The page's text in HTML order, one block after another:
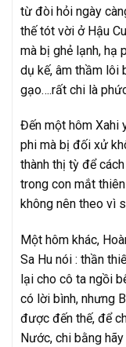
từ đòi hỏi ngày
thế tót vời ở Hậu
mà bị ghẻ lạnh, hạ
dụ kế, âm thầm lôi
gạo….rất chi là
Đến một hôm Xahi
phi mà bị đối xử
thành thị tỳ để
trong con mắt
không nên theo vì
Một hôm khác,
Sa Hu nói : thần
lại cho cô ta ngồi
có lời bình, nhưng
được đến thế, để
Nước, chi bằng